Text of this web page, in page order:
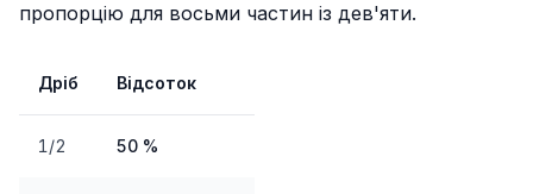
пропорцію для восьми частин із дев'яти.
Дріб Відсоток
1/2 50 %